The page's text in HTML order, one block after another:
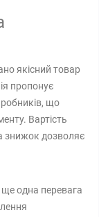
якісний товар
пропонує
що
Вартість
знижок дозволяє
ще одна перевага